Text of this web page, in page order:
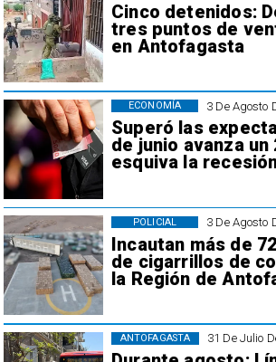
Cinco detenidos:
tres puntos de
en Antofagasta
3 De Agosto
Superó las
de junio avanza un
esquiva la
ECONOMÍA
3 De Agosto
Incautan más de
de cigarrillos de
la Región de
POLICIAL
31 De Julio
ANTOFAGASTA